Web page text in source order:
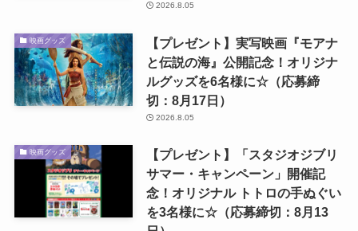
2026.8.05
映画グッズ
【プレゼント】実写映画『モアナ
と伝説の海』公開記念！オリジナ
ルグッズを6名様に☆（応募締
切：8月17日）
2026.8.05
映画グッズ
【プレゼント】「スタジオジブリ
サマー・キャンペーン」開催記
念！オリジナル トトロの手ぬぐい
を3名様に☆（応募締切：8月13